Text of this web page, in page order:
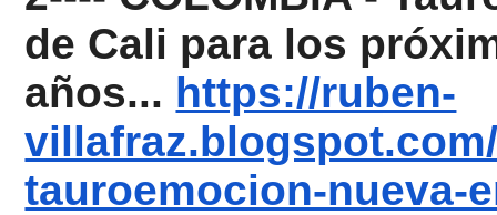
de Cali para los
años... https://ruben-
tauroemocion-nueva-